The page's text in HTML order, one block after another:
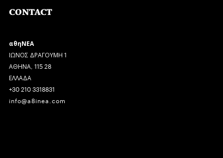
CONTACT
αθηΝΕΑ
ΙΩΝΟΣ ΔΡΑΓΟΥΜΗ 1
ΑΘΗΝΑ, 115 28
ΕΛΛΑΔΑ
+30 210 3318831
info@a8inea.com